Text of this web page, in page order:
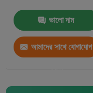
ভালো দাম
আমাদের সাথে যোগাযোগ